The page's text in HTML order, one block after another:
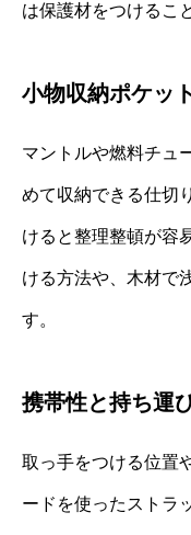
は保護材をつけるこ
小物収納ポケッ
マントルや燃料チュ
めて収納できる仕切
けると整理整頓が容
ける方法や、木材で
す。
携帯性と持ち運
取っ手をつける位置
ードを使ったストラ